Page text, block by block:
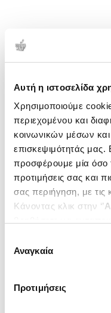
Αυτή η ιστοσελίδα
Χρησιμοποιούμε
περιεχομένου και
κοινωνικών μέσων
επισκεψιμότητάς μας.
προσφέρουμε μία όσο
προτιμήσεις σας και
σας περιήγηση, με τις
Κάνοντας κλικ στην ‘’
ενδιαφέρουν και να
συγκατάθεσης
Αναγκαία
Προτιμήσεις